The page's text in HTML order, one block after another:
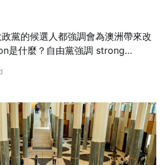
黨的候選人都強調會為澳洲帶來改
是什麼？自由黨強調 strong
的口號是 a better future，即是說為